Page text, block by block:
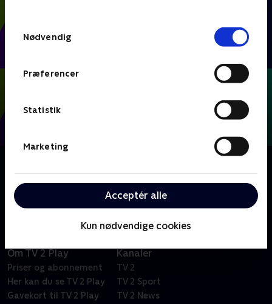
Nødvendig
Præferencer
Statistik
Marketing
Acceptér alle
Kun nødvendige cookies
USA og Canada.
Om TV 2 Play
Priser og abonnement
Her kan du se TV 2 Play
Gavekort til TV 2 Play
Kanaler
TV 2
TV 2 Sport
TV 2 News